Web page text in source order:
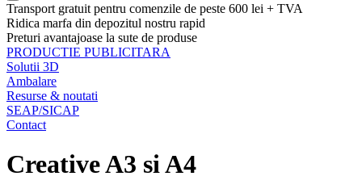
Transport gratuit pentru comenzile de peste 600 lei + TVA
Ridica marfa din depozitul nostru rapid
Preturi avantajoase la sute de produse
PRODUCTIE PUBLICITARA
Solutii 3D
Ambalare
Resurse & noutati
SEAP/SICAP
Contact
Creative A3 si A4